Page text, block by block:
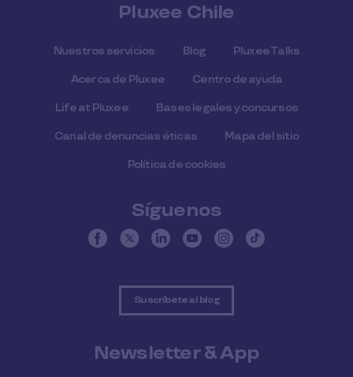
Pluxee Chile
Nuestros servicios Blog Pluxee Talks
Acerca de Pluxee Centro de ayuda
Life at Pluxee Bases legales y concursos
Canal de denuncias éticas Mapa del sitio
Política de cookies
Síguenos
Suscríbete al blog
Newsletter & App